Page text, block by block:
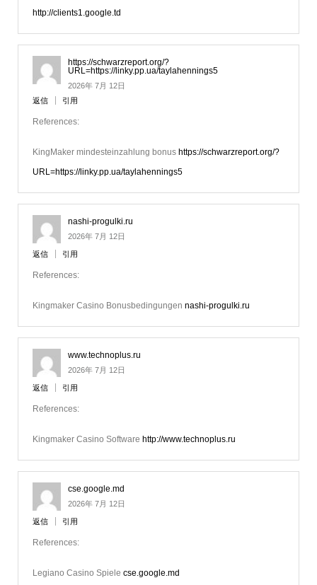
http://clients1.google.td
https://schwarzreport.org/?
URL=https://linky.pp.ua/taylahennings5
2026年 7月 12日
返信
引用
References:
KingMaker mindesteinzahlung bonus https://schwarzreport.org/?
URL=https://linky.pp.ua/taylahennings5
nashi-progulki.ru
2026年 7月 12日
返信 引用
References:
Kingmaker Casino Bonusbedingungen nashi-progulki.ru
www.technoplus.ru
2026年 7月 12日
返信 引用
References:
Kingmaker Casino Software http://www.technoplus.ru
cse.google.md
2026年 7月 12日
返信 引用
References:
Legiano Casino Spiele cse.google.md